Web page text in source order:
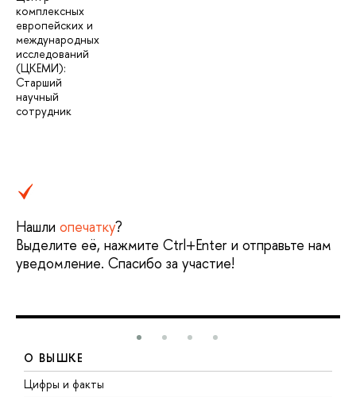
комплексных
европейских и
международных
исследований
(ЦКЕМИ):
Старший
научный
сотрудник
Нашли опечатку?
Выделите её, нажмите Ctrl+Enter и отправьте нам
уведомление. Спасибо за участие!
О ВЫШКЕ
Цифры и факты